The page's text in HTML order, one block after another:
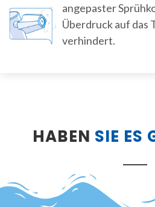
angepaster
Überdruck auf das
verhindert.
HABEN SIE ES